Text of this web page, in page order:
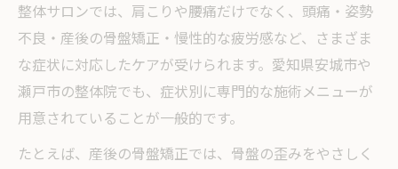
整体サロンでは、肩こりや腰痛だけでなく、頭痛・姿勢
不良・産後の骨盤矯正・慢性的な疲労感など、さまざま
な症状に対応したケアが受けられます。愛知県安城市や
瀬戸市の整体院でも、症状別に専門的な施術メニューが
用意されていることが一般的です。
たとえば、産後の骨盤矯正では、骨盤の歪みをやさしく